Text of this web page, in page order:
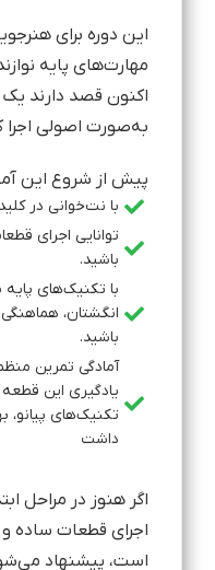
این دوره برای
مهارت‌های پایه
اکنون قصد دارند یک
به‌صورت اصولی اجرا
پیش از شروع این
با نت‌خوانی در
توانایی اجرای
باشید.
با تکنیک‌های پایه
انگشتان،
باشید.
آمادگی تمرین
یادگیری این
تکنیک‌های پیانو،
داشت
اگر هنوز در مراحل
اجرای قطعات ساده و
است، پیشنهاد